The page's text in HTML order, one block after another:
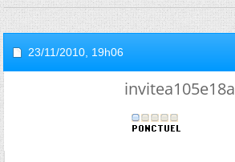
23/11/2010, 19h06
invitea105e18a